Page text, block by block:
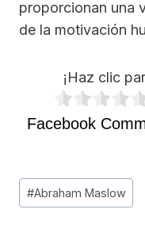
proporcionan una
de la motivación
¡Haz clic
Facebook
Etiquetas
de
#Abraham Maslow